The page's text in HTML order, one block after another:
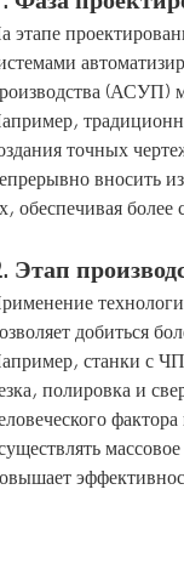
этапе
(АСУП)
точных
вносить
обеспечивая более
Этап
добиться
станки с
полировка и